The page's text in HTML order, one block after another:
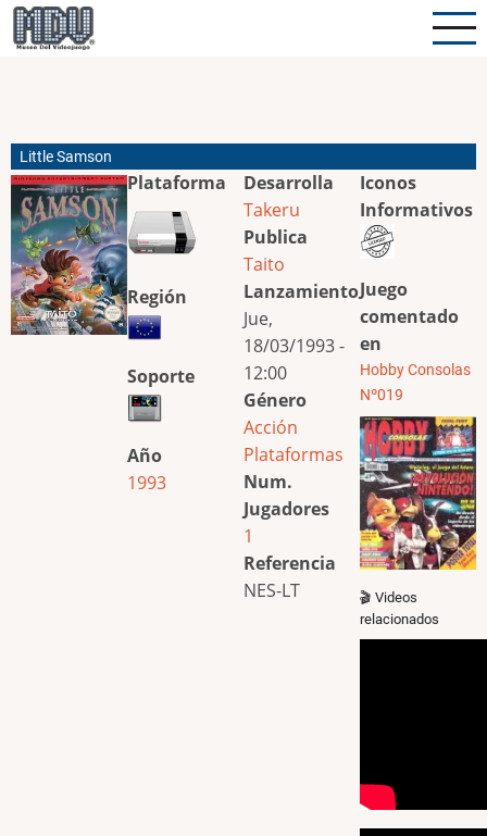
Pasar
al
Little Samson
Plataforma
Región
Soporte
Año
1993
Desarrolla
Takeru
Publica
Taito
Lanzamiento
Jue,
18/03/1993 -
12:00
Género
Acción
Plataformas
Num.
Jugadores
1
Referencia
NES-LT
Iconos
Informativos
Juego
comentado
en
Hobby Consolas
Nº019
🎬 Videos
relacionados